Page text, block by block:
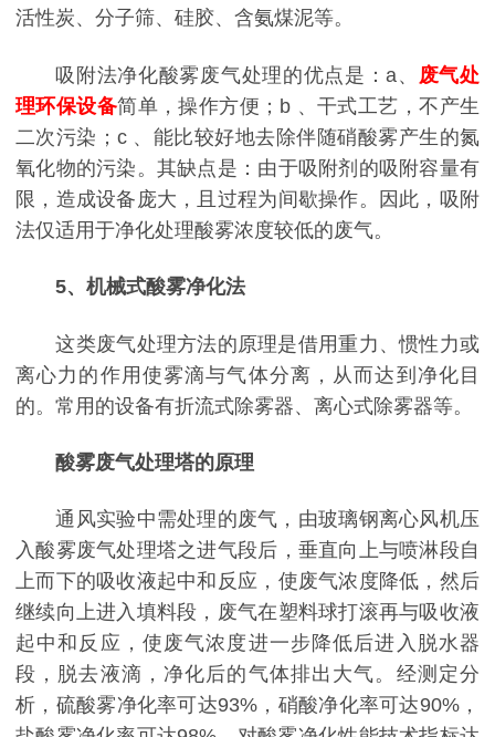
活性炭、分子筛、硅胶、含氨煤泥等。
吸附法净化酸雾废气处理的优点是：a、
废气处
理环保设备简单，操作方便；b 、干式工艺，不产生
二次污染；c 、能比较好地去除伴随硝酸雾产生的氮
氧化物的污染。其缺点是：由于吸附剂的吸附容量有
限，造成设备庞大，且过程为间歇操作。因此，吸附
法仅适用于净化处理酸雾浓度较低的废气。
5、机械式酸雾净化法
这类废气处理方法的原理是借用重力、惯性力或
离心力的作用使雾滴与气体分离，从而达到净化目
的。常用的设备有折流式除雾器、离心式除雾器等。
酸雾废气处理塔的原理
通风实验中需处理的废气，由玻璃钢离心风机压
入酸雾废气处理塔之进气段后，垂直向上与喷淋段自
上而下的吸收液起中和反应，使废气浓度降低，然后
继续向上进入填料段，废气在塑料球打滚再与吸收液
起中和反应，使废气浓度进一步降低后进入脱水器
段，脱去液滴，净化后的气体排出大气。经测定分
析，硫酸雾净化率可达93%，硝酸净化率可达90%，